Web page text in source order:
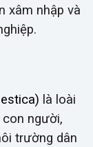
xâm nhập và
là loài
người,
trường dân